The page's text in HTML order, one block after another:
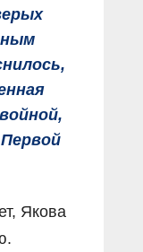
Якова